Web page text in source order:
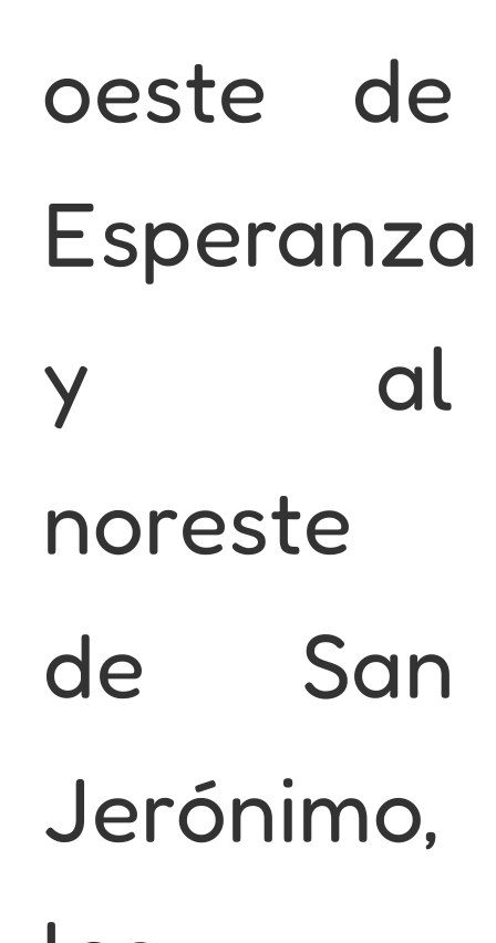
oeste de
Esperanza
y al
noreste
de San
Jerónimo,